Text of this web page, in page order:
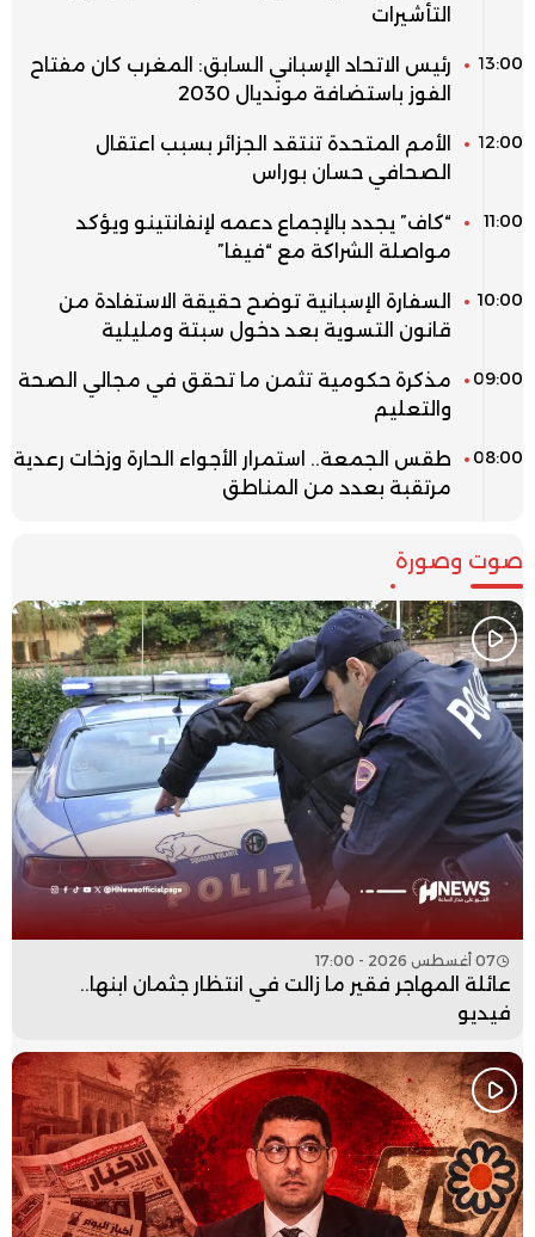
التأشيرات
13:00
رئيس الاتحاد الإسباني السابق: المغرب كان مفتاح
الفوز باستضافة مونديال 2030
12:00
الأمم المتحدة تنتقد الجزائر بسبب اعتقال
الصحافي حسان بوراس
11:00
“كاف” يجدد بالإجماع دعمه لإنفانتينو ويؤكد
مواصلة الشراكة مع “فيفا”
10:00
السفارة الإسبانية توضح حقيقة الاستفادة من
قانون التسوية بعد دخول سبتة ومليلية
09:00
مذكرة حكومية تثمن ما تحقق في مجالي الصحة
والتعليم
08:00
طقس الجمعة.. استمرار الأجواء الحارة وزخات رعدية
مرتقبة بعدد من المناطق
صوت وصورة
07 أغسطس 2026 - 17:00
عائلة المهاجر فقير ما زالت في انتظار جثمان ابنها..
فيديو